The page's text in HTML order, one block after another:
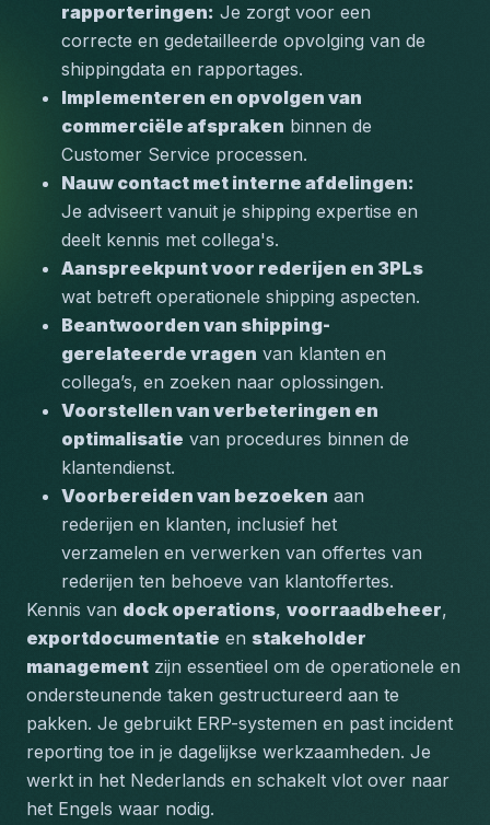
rapporteringen: Je zorgt voor een
correcte en gedetailleerde opvolging van de
shippingdata en rapportages.
Implementeren en opvolgen van
commerciële afspraken binnen de
Customer Service processen.
Nauw contact met interne afdelingen:
Je adviseert vanuit je shipping expertise en
deelt kennis met collega's.
Aanspreekpunt voor rederijen en 3PLs
wat betreft operationele shipping aspecten.
Beantwoorden van shipping-
gerelateerde vragen van klanten en
collega’s, en zoeken naar oplossingen.
Voorstellen van verbeteringen en
optimalisatie van procedures binnen de
klantendienst.
Voorbereiden van bezoeken aan
rederijen en klanten, inclusief het
verzamelen en verwerken van offertes van
rederijen ten behoeve van klantoffertes.
Kennis van dock operations, voorraadbeheer
exportdocumentatie en stakeholder
management zijn essentieel om de operationele en
ondersteunende taken gestructureerd aan te
pakken. Je gebruikt ERP-systemen en past incident
reporting toe in je dagelijkse werkzaamheden. Je
werkt in het Nederlands en schakelt vlot over naar
het Engels waar nodig.